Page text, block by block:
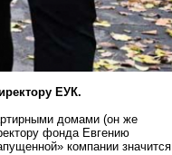
ЕУК.
домами (он же
фонда Евгению
компании значится